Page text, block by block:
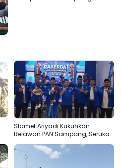
Slamet Ariyadi Kukuhkan
Relawan PAN Sampang, Serukan
Partai di Madura